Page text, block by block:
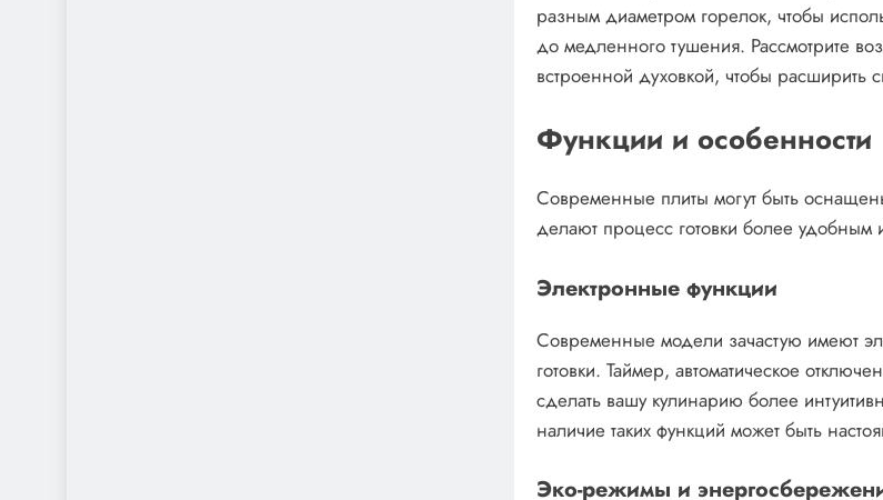
разным диаметром горелок, чтобы
до медленного тушения. Рассмотрите
встроенной духовкой, чтобы расширить
Функции и особенности
Современные плиты могут быть
делают процесс готовки более
Электронные функции
Современные модели зачастую имеют
готовки. Таймер, автоматическое
сделать вашу кулинарию более
наличие таких функций может быть
Эко-режимы и